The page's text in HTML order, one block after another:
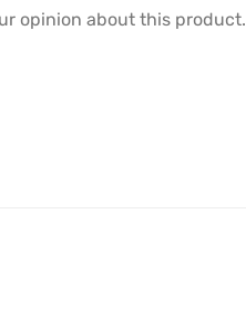
opinion about this product.